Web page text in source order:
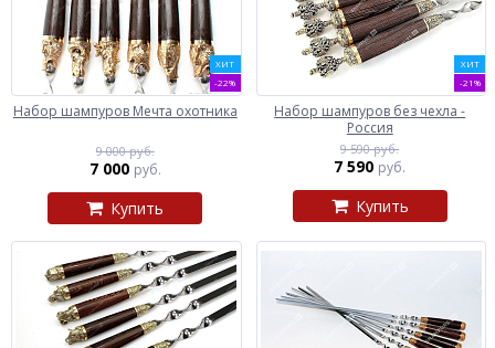
ХИТ
-22%
Набор шампуров Мечта охотника
9 000 руб.
7 000 руб.
Купить
ХИТ
-21%
Набор шампуров без чехла -
Россия
9 590 руб.
7 590 руб.
Купить